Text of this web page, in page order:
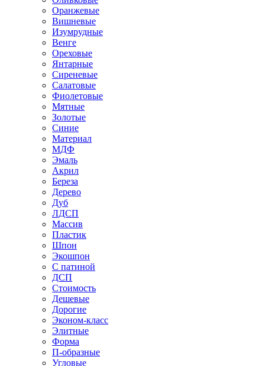
Оранжевые
Вишневые
Изумрудные
Венге
Ореховые
Янтарные
Сиреневые
Салатовые
Фиолетовые
Мятные
Золотые
Синие
Материал
МДФ
Эмаль
Акрил
Береза
Дерево
Дуб
ЛДСП
Массив
Пластик
Шпон
Экошпон
С патиной
ДСП
Стоимость
Дешевые
Дорогие
Эконом-класс
Элитные
Форма
П-образные
Угловые